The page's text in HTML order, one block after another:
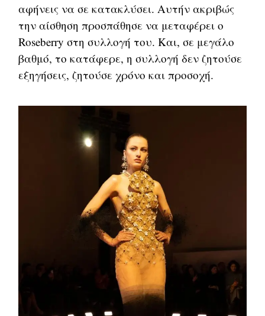
αφήνεις να σε κατακλύσει. Αυτήν ακριβώς
την αίσθηση προσπάθησε να μεταφέρει ο
Roseberry στη συλλογή του. Και, σε μεγάλο
βαθμό, το κατάφερε, η συλλογή δεν ζητούσε
εξηγήσεις, ζητούσε χρόνο και προσοχή.